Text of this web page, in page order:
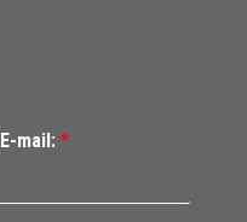
E-mail: *